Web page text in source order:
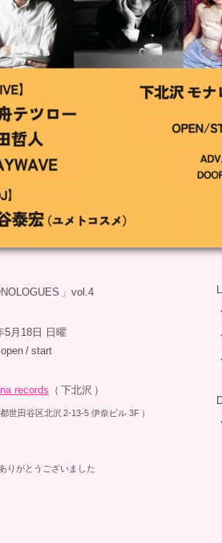
」 vol.4
5月18日 日曜
/ start
records （ 下北沢 ）
世田谷区北沢 2-13-5 伊奈ビル 3F ）
りがとうございました